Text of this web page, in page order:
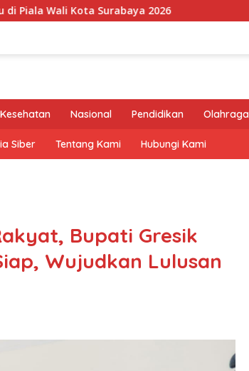
2026
Kesehatan Nasional Pendidikan Olahraga
Siber Tentang Kami Hubungi Kami
Bupati Gresik
Wujudkan Lulusan